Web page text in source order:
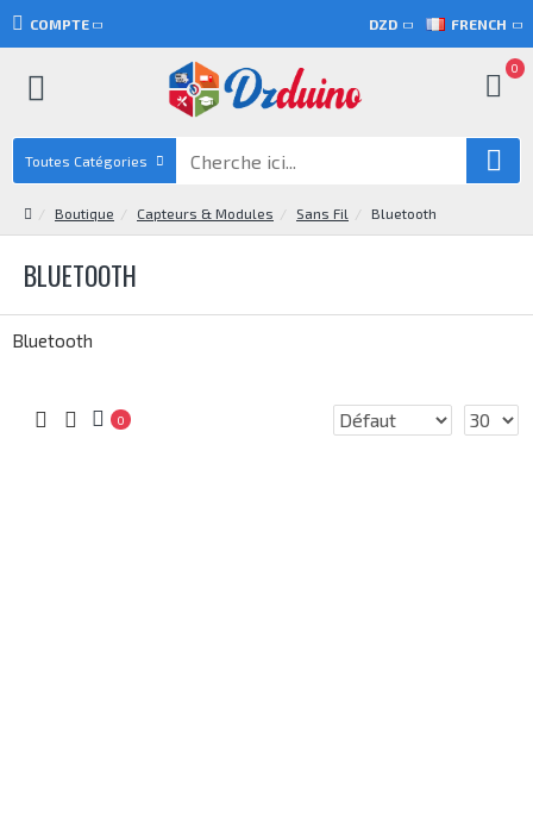
COMPTE DZD FRENCH
0
Toutes Catégories
Boutique Capteurs & Modules Sans Fil Bluetooth
BLUETOOTH
Bluetooth
0